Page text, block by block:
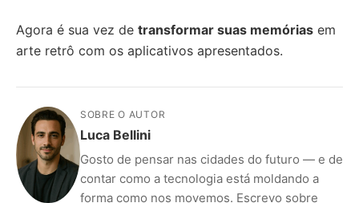
Agora é sua vez de transformar suas memórias em
arte retrô com os aplicativos apresentados.
SOBRE O AUTOR
Luca Bellini
Gosto de pensar nas cidades do futuro — e de
contar como a tecnologia está moldando a
forma como nos movemos. Escrevo sobre